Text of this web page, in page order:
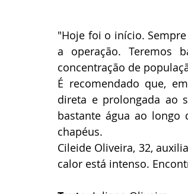
"Hoje foi o início.
a operação. Teremos
concentração de
É recomendado que,
direta e prolongada ao
bastante água ao
chapéus.
Cileide Oliveira, 32,
calor está intenso.